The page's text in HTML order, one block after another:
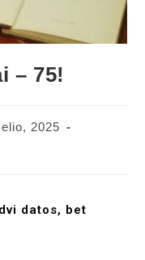
– 75!
2025
datos, bet